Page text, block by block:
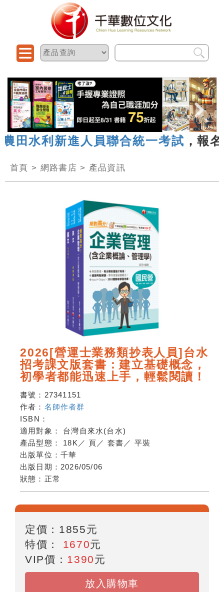
田水利新進人員聯合統一考試，報
首頁 > 網路書店 > 產品資訊
2026[營運士業務類抄表人員]台水
招考課文版套書：建立基礎概念，
初學者都能迅速上手，輕鬆閱讀！
書號： 27341151
作者： 名師作者群
ISBN：
適用對象： 台灣自來水(台水)
產品型態： 18K ／ 頁 ／ 套書 ／ 平裝
出版單位： 千華
出版日期： 2026/05/06
狀態： 正常
定價： 1855元
特價： 1670元
VIP價： 1390元
放入購物車